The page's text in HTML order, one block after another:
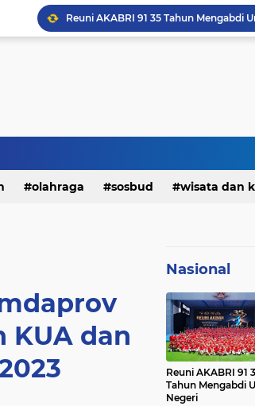
Reuni AKABRI 91 35 Tahun Mengabdi
olahraga sosbud wisata dan
KUA dan
Nasional
Reuni AKABRI 91
Tahun Mengabdi
Negeri